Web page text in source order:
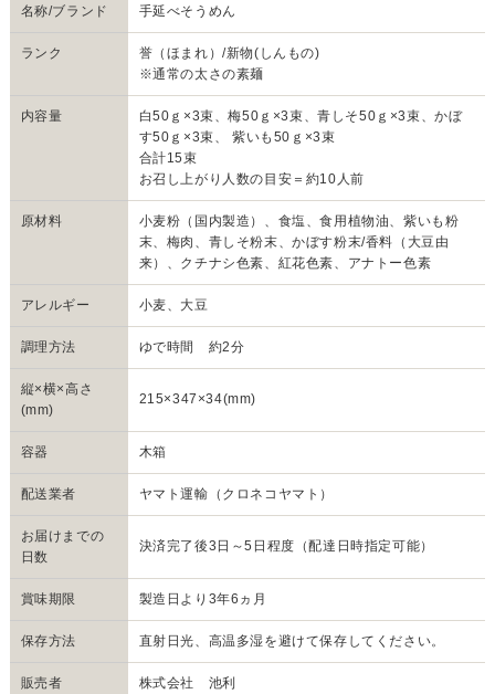
名称/ブランド 手延べそうめん
ランク
誉（ほまれ）/新物(しんもの)
※通常の太さの素麺
内容量
白50ｇ×3束、梅50ｇ×3束、青しそ50ｇ×3束、かぼ
す50ｇ×3束、 紫いも50ｇ×3束
合計15束
お召し上がり人数の目安＝約10人前
原材料
小麦粉（国内製造）、食塩、食用植物油、紫いも粉
末、梅肉、青しそ粉末、かぼす粉末/香料（大豆由
来）、クチナシ色素、紅花色素、アナトー色素
アレルギー 小麦、大豆
調理方法 ゆで時間 約2分
縦×横×高さ
(mm)
215×347×34(mm)
容器 木箱
配送業者 ヤマト運輸（クロネコヤマト）
お届けまでの
日数
決済完了後3日～5日程度（配達日時指定可能）
賞味期限 製造日より3年6ヵ月
保存方法 直射日光、高温多湿を避けて保存してください。
販売者
株式会社 池利